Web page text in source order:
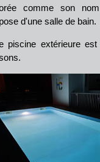
comme son
d'une salle de bain.
piscine extérieure